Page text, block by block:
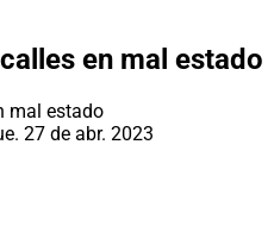
en mal estado
27 de abr. 2023